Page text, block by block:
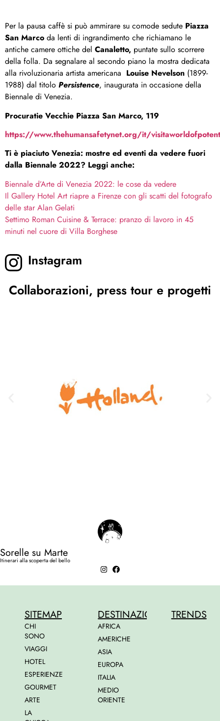
Per la pausa caffè si può ammirare su comode sedute Piazza
San Marco da lenti di ingrandimento che richiamano le
antiche camere ottiche del Canaletto, puntate sullo scorrere
della folla. Da segnalare al secondo piano la mostra dedicata
alla rivoluzionaria artista americana Louise Nevelson (1899-
1988) dal titolo Persistence, inaugurata in occasione della
Biennale di Venezia.
Procuratie Vecchie Piazza San Marco, 119
https://www.thehumansafetynet.org/it/
Ti è piaciuto Venezia: mostre ed eventi da vedere fuori
dalla Biennale 2022? Leggi anche:
Biennale d’Arte di Venezia 2022: le cose da vedere
Il Gallery Hotel Art riapre a Firenze con gli scatti del fotografo
delle star Alan Gelati
Settimo Roman Cuisine & Terrace: pranzo di lavoro in 45
minuti nel cuore di Villa Borghese
Instagram
Collaborazioni, press tour e progetti
Sorelle su Marte
Itinerari alla scoperta del bello
SITEMAP
CHI
SONO
VIAGGI
HOTEL
ESPERIENZE
GOURMET
ARTE
LA
DESTINAZIONI
AFRICA
AMERICHE
ASIA
EUROPA
ITALIA
MEDIO
ORIENTE
TRENDS